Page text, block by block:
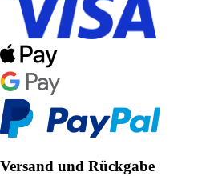
Versand und Rückgabe